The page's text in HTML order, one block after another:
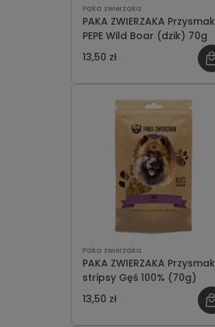
Paka zwierzaka
PAKA ZWIERZAKA Przysmak
PEPE Wild Boar (dzik) 70g
13,50 zł
Paka zwierzaka
PAKA ZWIERZAKA Przysmak
stripsy Gęś 100% (70g)
13,50 zł